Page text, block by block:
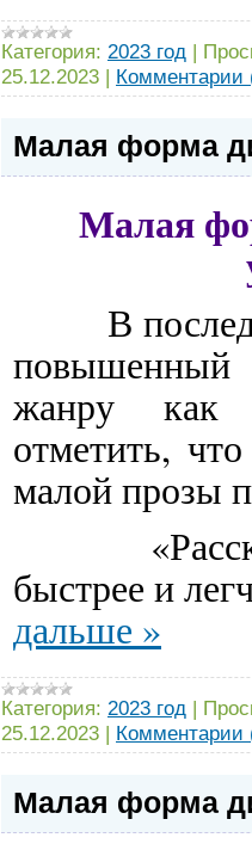
Категория: 2023 год |
25.12.2023 | Комментарии
Малая форма
Малая
В
жанру как
отметить,
малой прозы
быстрее и
дальше »
Категория: 2023 год |
25.12.2023 | Комментарии
Малая форма